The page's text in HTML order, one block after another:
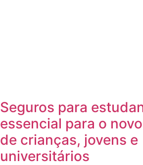
Seguros para
essencial para o
de crianças, jovens e
universitários